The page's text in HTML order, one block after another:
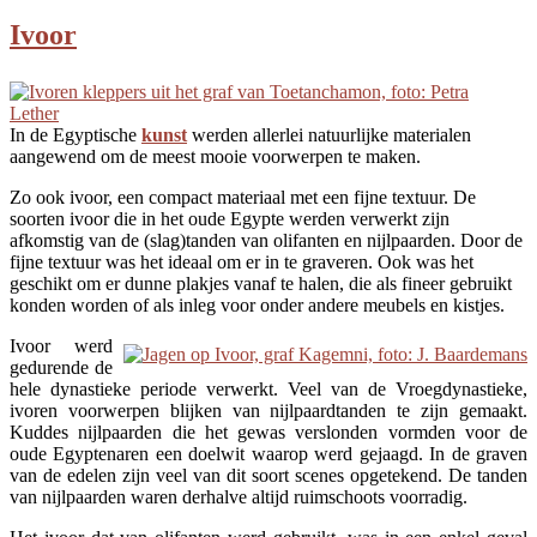
Ivoor
In de Egyptische kunst werden allerlei natuurlijke materialen
aangewend om de meest mooie voorwerpen te maken.
Zo ook ivoor, een compact materiaal met een fijne textuur. De
soorten ivoor die in het oude Egypte werden verwerkt zijn
afkomstig van de (slag)tanden van olifanten en nijlpaarden. Door de
fijne textuur was het ideaal om er in te graveren. Ook was het
geschikt om er dunne plakjes vanaf te halen, die als fineer gebruikt
konden worden of als inleg voor onder andere meubels en kistjes.
Ivoor werd
gedurende de
hele dynastieke periode verwerkt. Veel van de Vroegdynastieke,
ivoren voorwerpen blijken van nijlpaardtanden te zijn gemaakt.
Kuddes nijlpaarden die het gewas verslonden vormden voor de
oude Egyptenaren een doelwit waarop werd gejaagd. In de graven
van de edelen zijn veel van dit soort scenes opgetekend. De tanden
van nijlpaarden waren derhalve altijd ruimschoots voorradig.